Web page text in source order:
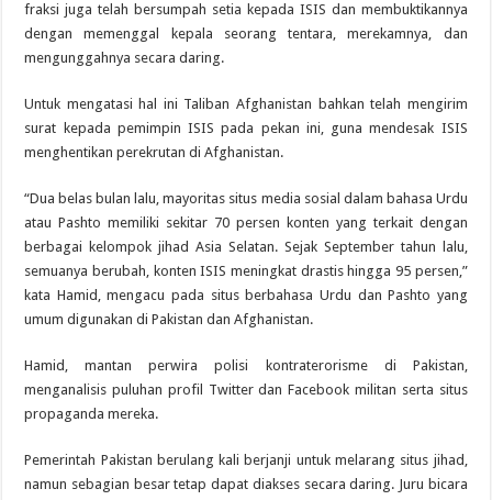
fraksi juga telah bersumpah setia kepada ISIS dan membuktikannya
dengan memenggal kepala seorang tentara, merekamnya, dan
mengunggahnya secara daring.
Untuk mengatasi hal ini Taliban Afghanistan bahkan telah mengirim
surat kepada pemimpin ISIS pada pekan ini, guna mendesak ISIS
menghentikan perekrutan di Afghanistan.
“Dua belas bulan lalu, mayoritas situs media sosial dalam bahasa Urdu
atau Pashto memiliki sekitar 70 persen konten yang terkait dengan
berbagai kelompok jihad Asia Selatan. Sejak September tahun lalu,
semuanya berubah, konten ISIS meningkat drastis hingga 95 persen,”
kata Hamid, mengacu pada situs berbahasa Urdu dan Pashto yang
umum digunakan di Pakistan dan Afghanistan.
Hamid, mantan perwira polisi kontraterorisme di Pakistan,
menganalisis puluhan profil Twitter dan Facebook militan serta situs
propaganda mereka.
Pemerintah Pakistan berulang kali berjanji untuk melarang situs jihad,
namun sebagian besar tetap dapat diakses secara daring. Juru bicara